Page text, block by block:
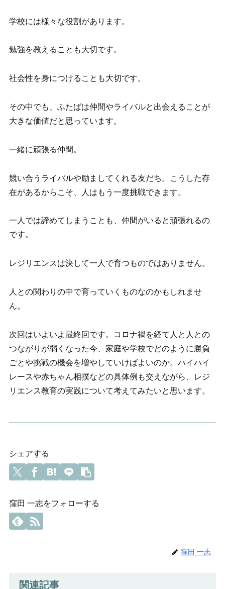
学校には様々な役割があります。
勉強を教えることも大切です。
社会性を身につけることも大切です。
その中でも、ふたばは仲間やライバルと出会えることが
大きな価値だと思っています。
一緒に頑張る仲間。
競い合うライバルや励ましてくれる友だち。こうした存
在があるからこそ、人はもう一度挑戦できます。
一人では諦めてしまうことも、仲間がいると頑張れるの
です。
レジリエンスは決して一人で育つものではありません。
人との関わりの中で育っていくものなのかもしれませ
ん。
次回はいよいよ最終回です。コロナ禍を経て人と人との
つながりが弱くなった今、家庭や学校でどのように勝負
ごとや挑戦の機会を増やしていけばよいのか。ハイハイ
レースや赤ちゃん相撲などの具体例も交えながら、レジ
リエンス教育の実践について考えてみたいと思います。
シェアする
窪田 一志をフォローする
窪田 一志
関連記事